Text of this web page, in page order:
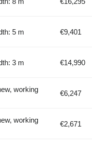
5 m €9,401
3 m €14,990
working
€6,247
working
€2,671